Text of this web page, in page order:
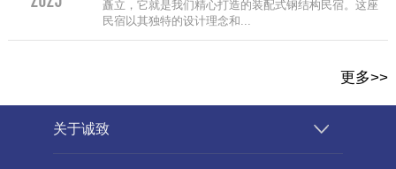
矗立，它就是我们精心打造的装配式钢结构民宿。这座
民宿以其独特的设计理念和...
更多>>
关于诚致